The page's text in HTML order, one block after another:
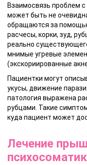
Взаимосвязь проблем
может быть не
обращаются за
расчесы, корки, зуд,
реально
мнимые угревые
(экскориированные
Пациентки могут
укусы, движение
патология выражена
рубцами. Такие
куда пациент может
Лечение